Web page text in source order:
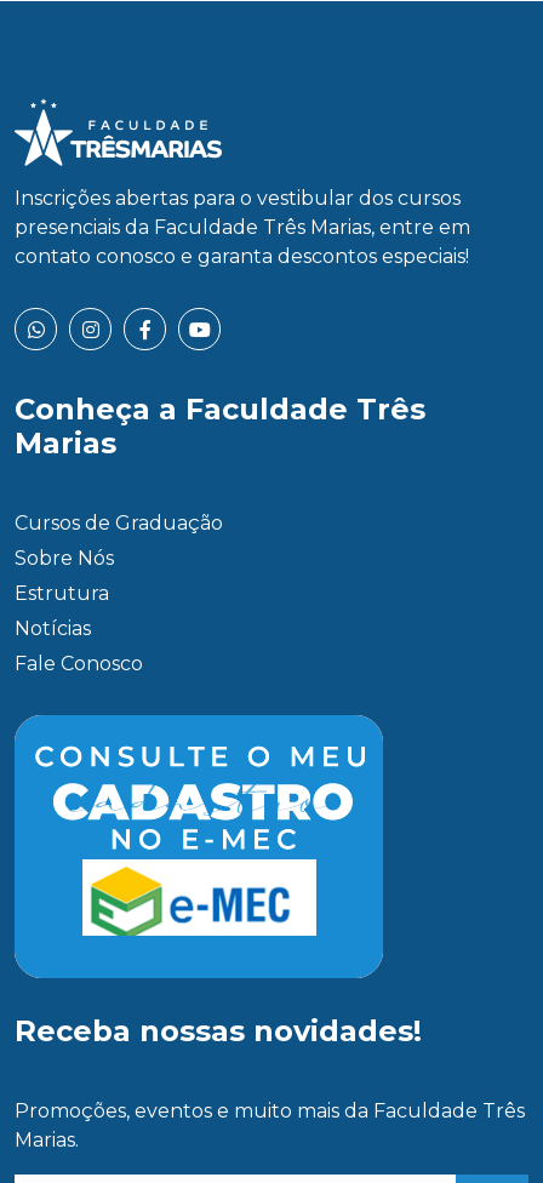
Inscrições abertas para o vestibular dos cursos
presenciais da Faculdade Três Marias, entre em
contato conosco e garanta descontos especiais!
Conheça a Faculdade Três
Marias
Cursos de Graduação
Sobre Nós
Estrutura
Notícias
Fale Conosco
Receba nossas novidades!
Promoções, eventos e muito mais da Faculdade Três
Marias.